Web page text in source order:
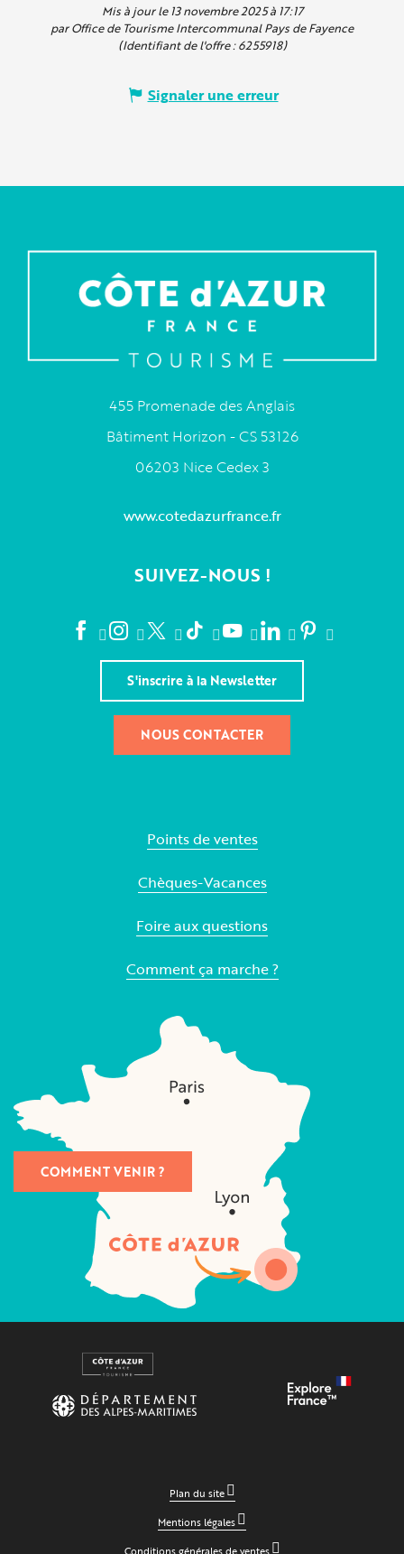
Mis à jour le 13 novembre 2025 à 17:17
par Office de Tourisme Intercommunal Pays de Fayence
(Identifiant de l'offre :6255918)
Signaler une erreur
455 Promenade des Anglais
Bâtiment Horizon - CS 53126
06203 Nice Cedex 3
www.cotedazurfrance.fr
SUIVEZ-NOUS !
S'inscrire à la Newsletter
NOUS CONTACTER
Points de ventes
Chèques-Vacances
Foire aux questions
Comment ça marche ?
COMMENT VENIR ?
Plan du site
Mentions légales